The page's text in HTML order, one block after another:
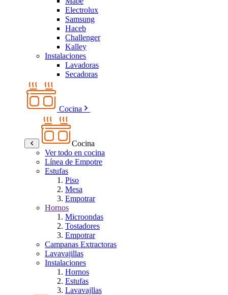
Electrolux
Samsung
Haceb
Challenger
Kalley
Instalaciones
Lavadoras
Secadoras
Cocina
Cocina
Ver todo en cocina
Línea de Empotre
Estufas
Piso
Mesa
Empotrar
Hornos
Microondas
Tostadores
Empotrar
Campanas Extractoras
Lavavajillas
Instalaciones
Hornos
Estufas
Lavavajllas